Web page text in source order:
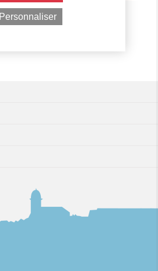
Personnaliser